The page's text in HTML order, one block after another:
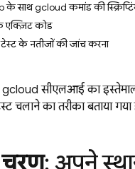
के साथ gcloud कमांड की
एक्ज़िट कोड
टेस्ट के नतीजों की जांच करना
gcloud सीएलआई का
चलाने का तरीका बताया गया
: अपने